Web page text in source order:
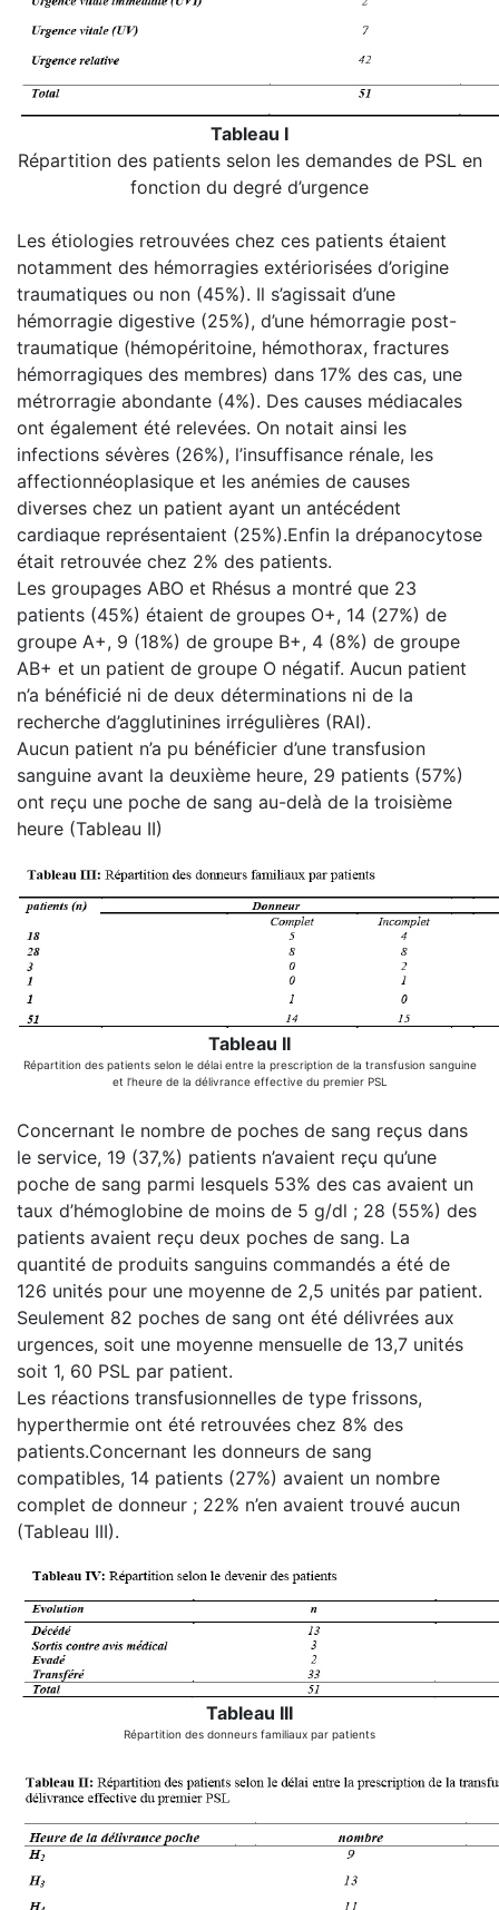
Tableau I
Répartition des patients selon les demandes de PSL en
fonction du degré d’urgence
Les étiologies retrouvées chez ces patients étaient
notamment des hémorragies extériorisées d’origine
traumatiques ou non (45%). Il s’agissait d’une
hémorragie digestive (25%), d’une hémorragie post-
traumatique (hémopéritoine, hémothorax, fractures
hémorragiques des membres) dans 17% des cas, une
métrorragie abondante (4%). Des causes médiacales
ont également été relevées. On notait ainsi les
infections sévères (26%), l’insuffisance rénale, les
affectionnéoplasique et les anémies de causes
diverses chez un patient ayant un antécédent
cardiaque représentaient (25%).Enfin la drépanocytose
était retrouvée chez 2% des patients.
Les groupages ABO et Rhésus a montré que 23
patients (45%) étaient de groupes O+, 14 (27%) de
groupe A+, 9 (18%) de groupe B+, 4 (8%) de groupe
AB+ et un patient de groupe O négatif. Aucun patient
n’a bénéficié ni de deux déterminations ni de la
recherche d’agglutinines irrégulières (RAI).
Aucun patient n’a pu bénéficier d’une transfusion
sanguine avant la deuxième heure, 29 patients (57%)
ont reçu une poche de sang au-delà de la troisième
heure (Tableau II)
Tableau II
Répartition des patients selon le délai entre la prescription de la transfusion sanguine
et l’heure de la délivrance effective du premier PSL
Concernant le nombre de poches de sang reçus dans
le service, 19 (37,%) patients n’avaient reçu qu’une
poche de sang parmi lesquels 53% des cas avaient un
taux d’hémoglobine de moins de 5 g/dl ; 28 (55%) des
patients avaient reçu deux poches de sang. La
quantité de produits sanguins commandés a été de
126 unités pour une moyenne de 2,5 unités par patient.
Seulement 82 poches de sang ont été délivrées aux
urgences, soit une moyenne mensuelle de 13,7 unités
soit 1, 60 PSL par patient.
Les réactions transfusionnelles de type frissons,
hyperthermie ont été retrouvées chez 8% des
patients.Concernant les donneurs de sang
compatibles, 14 patients (27%) avaient un nombre
complet de donneur ; 22% n’en avaient trouvé aucun
(Tableau III).
Tableau III
Répartition des donneurs familiaux par patients